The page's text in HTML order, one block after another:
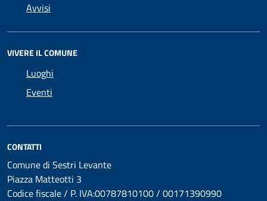
Avvisi
VIVERE IL COMUNE
Luoghi
Eventi
CONTATTI
Comune di Sestri Levante
Piazza Matteotti 3
Codice fiscale / P. IVA:00787810100 / 00171390990